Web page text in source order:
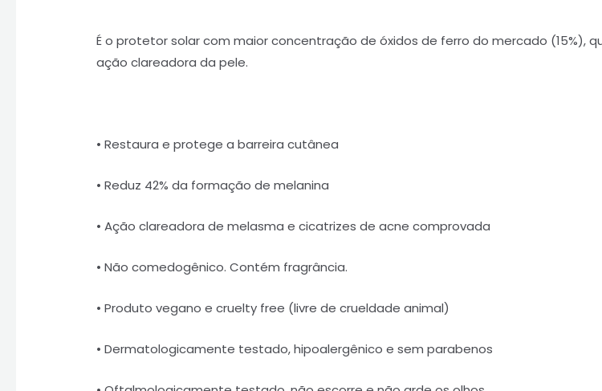
É o protetor solar com maior concentração de óxidos de ferro do mercado (15%),
ação clareadora da pele.
• Restaura e protege a barreira cutânea
• Reduz 42% da formação de melanina
• Ação clareadora de melasma e cicatrizes de acne comprovada
• Não comedogênico. Contém fragrância.
• Produto vegano e cruelty free (livre de crueldade animal)
• Dermatologicamente testado, hipoalergênico e sem parabenos